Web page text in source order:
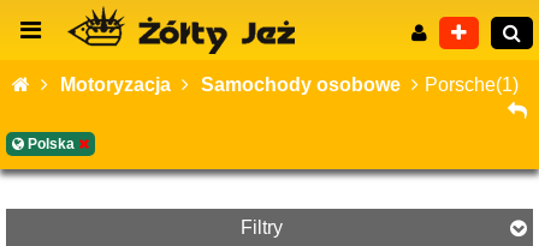
Motoryzacja Samochody osobowe Porsche(1)
Polska
Filtry